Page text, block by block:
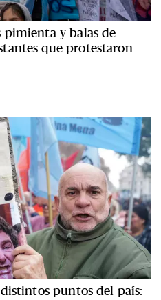
pimienta y balas de
que protestaron
puntos del país: